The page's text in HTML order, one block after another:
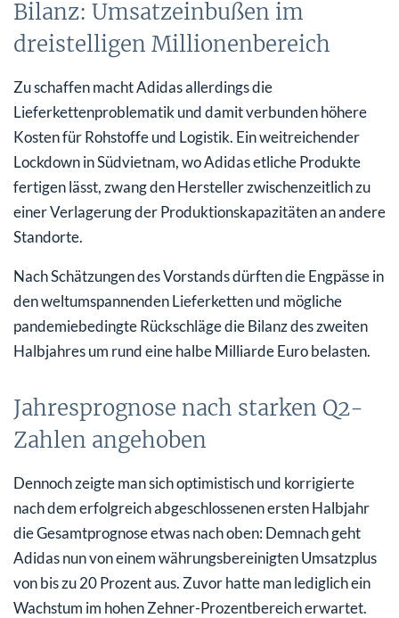
Bilanz: Umsatzeinbußen im
dreistelligen Millionenbereich
Zu schaffen macht Adidas allerdings die
Lieferkettenproblematik und damit verbunden höhere
Kosten für Rohstoffe und Logistik. Ein weitreichender
Lockdown in Südvietnam, wo Adidas etliche Produkte
fertigen lässt, zwang den Hersteller zwischenzeitlich zu
einer Verlagerung der Produktionskapazitäten an andere
Standorte.
Nach Schätzungen des Vorstands dürften die Engpässe in
den weltumspannenden Lieferketten und mögliche
pandemiebedingte Rückschläge die Bilanz des zweiten
Halbjahres um rund eine halbe Milliarde Euro belasten.
Jahresprognose nach starken Q2-
Zahlen angehoben
Dennoch zeigte man sich optimistisch und korrigierte
nach dem erfolgreich abgeschlossenen ersten Halbjahr
die Gesamtprognose etwas nach oben: Demnach geht
Adidas nun von einem währungsbereinigten Umsatzplus
von bis zu 20 Prozent aus. Zuvor hatte man lediglich ein
Wachstum im hohen Zehner-Prozentbereich erwartet.